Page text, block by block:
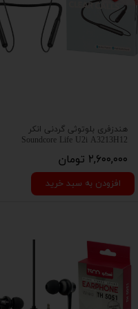
هندزفری بلوتوثی گردنی انکر
Soundcore Life U2i A3213H12
۲,۶۰۰,۰۰۰ تومان
افزودن به سبد خرید